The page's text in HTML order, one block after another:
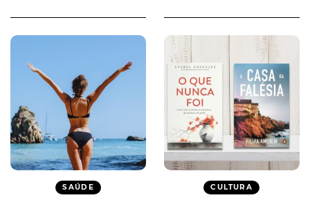
SAÚDE CULTURA